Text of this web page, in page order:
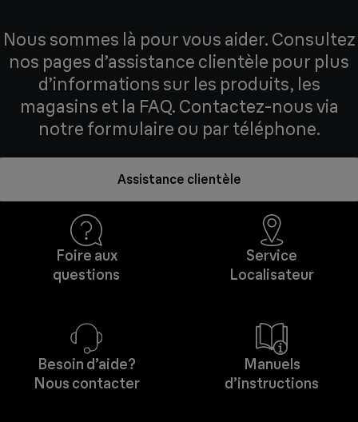
Nous sommes là pour vous aider. Consultez
nos pages d’assistance clientèle pour plus
d’informations sur les produits, les
magasins et la FAQ. Contactez-nous via
notre formulaire ou par téléphone.
Assistance clientèle
Foire aux
questions
Service
Localisateur
Besoin d’aide?
Nous contacter
Manuels
d’instructions